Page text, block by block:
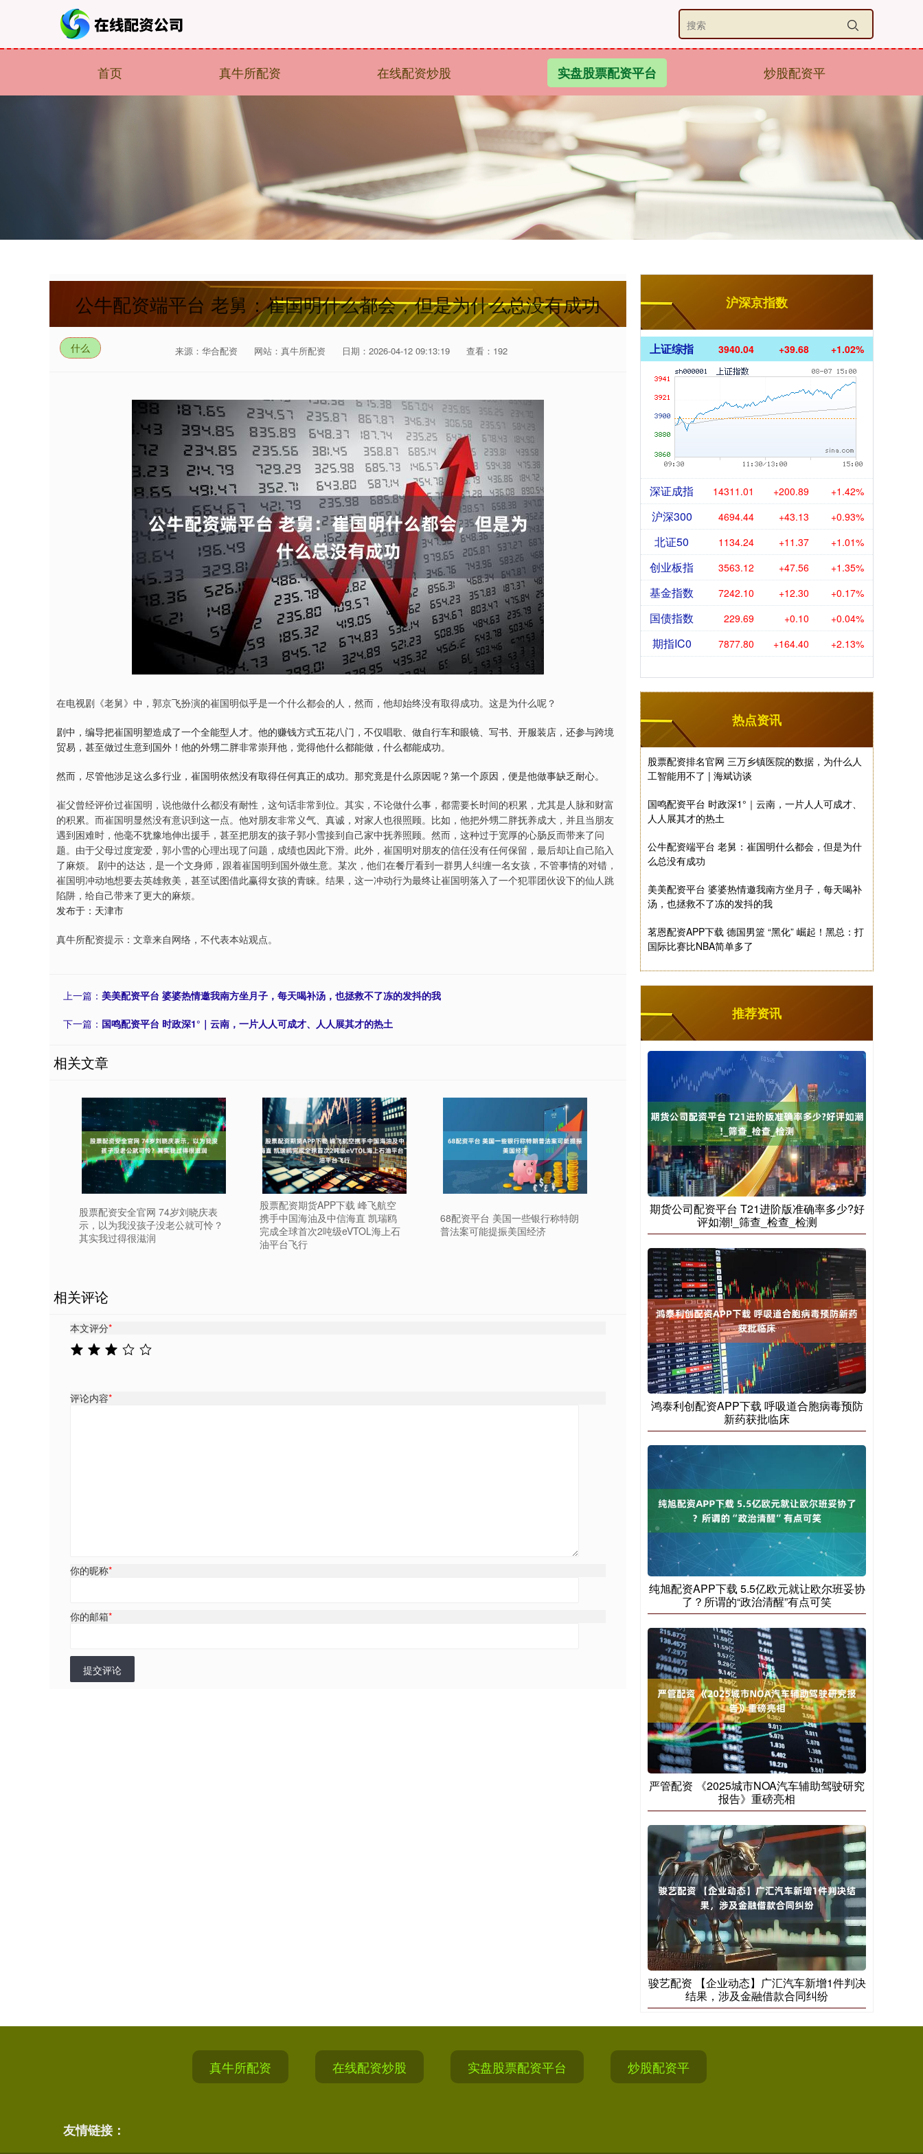
首页 真牛所配资 在线配资炒股 实盘股票配资平台 炒股配资平
公牛配资端平台 老舅：崔国明什么都会，但是为什么总没有成功
什么 来源：华合配资 网站：真牛所配资 日期：2026-04-12 09:13:19 查看：192
在电视剧《老舅》中，郭京飞扮演的崔国明似乎是一个什么都会的人，然而，他却始终没有取得成功。这是为什么呢？
剧中，编导把崔国明塑造成了一个全能型人才。他的赚钱方式五花八门，不仅唱歌、做自行车和眼镜、写书、开服装店，还参与跨境
贸易，甚至做过生意到国外！他的外甥二胖非常崇拜他，觉得他什么都能做，什么都能成功。
然而，尽管他涉足这么多行业，崔国明依然没有取得任何真正的成功。那究竟是什么原因呢？第一个原因，便是他做事缺乏耐心。
崔父曾经评价过崔国明，说他做什么都没有耐性，这句话非常到位。其实，不论做什么事，都需要长时间的积累，尤其是人脉和财富
的积累。而崔国明显然没有意识到这一点。他对朋友非常义气、真诚，对家人也很照顾。比如，他把外甥二胖抚养成大，并且当朋友
遇到困难时，他毫不犹豫地伸出援手，甚至把朋友的孩子郭小雪接到自己家中抚养照顾。然而，这种过于宽厚的心肠反而带来了问
题。由于父母过度宠爱，郭小雪的心理出现了问题，成绩也因此下滑。此外，崔国明对朋友的信任没有任何保留，最后却让自己陷入
了麻烦。 剧中的达达，是一个文身师，跟着崔国明到国外做生意。某次，他们在餐厅看到一群男人纠缠一名女孩，不管事情的对错，
崔国明冲动地想要去英雄救美，甚至试图借此赢得女孩的青睐。结果，这一冲动行为最终让崔国明落入了一个犯罪团伙设下的仙人跳
陷阱，给自己带来了更大的麻烦。
发布于：天津市
真牛所配资提示：文章来自网络，不代表本站观点。
上一篇： 美美配资平台 婆婆热情邀我南方坐月子，每天喝补汤，也拯救不了冻的发抖的我
下一篇： 国鸣配资平台 时政深1°｜云南，一片人人可成才、人人展其才的热土
相关文章
股票配资安全官网 74岁刘晓庆表
示，以为我没孩子没老公就可怜？
其实我过得很滋润
股票配资期货APP下载 峰飞航空
携手中国海油及中信海直 凯瑞鸥
完成全球首次2吨级eVTOL海上石
油平台飞行
68配资平台 美国一些银行称特朗
普法案可能提振美国经济
相关评论
本文评分*
评论内容*
你的昵称*
你的邮箱*
提交评论
沪深京指数
上证综指 3940.04 +39.68 +1.02%
深证成指 14311.01 +200.89 +1.42%
沪深300 4694.44 +43.13 +0.93%
北证50 1134.24 +11.37 +1.01%
创业板指 3563.12 +47.56 +1.35%
基金指数 7242.10 +12.30 +0.17%
国债指数 229.69 +0.10 +0.04%
期指IC0 7877.80 +164.40 +2.13%
热点资讯
股票配资排名官网 三万乡镇医院的数据，为什么人
工智能用不了 | 海斌访谈
国鸣配资平台 时政深1°｜云南，一片人人可成才、
人人展其才的热土
公牛配资端平台 老舅：崔国明什么都会，但是为什
么总没有成功
美美配资平台 婆婆热情邀我南方坐月子，每天喝补
汤，也拯救不了冻的发抖的我
茗恩配资APP下载 德国男篮 “黑化” 崛起！黑总：打
国际比赛比NBA简单多了
推荐资讯
期货公司配资平台 T21进阶版准确率多少?好
评如潮!_筛查_检查_检测
鸿泰利创配资APP下载 呼吸道合胞病毒预防
新药获批临床
纯旭配资APP下载 5.5亿欧元就让欧尔班妥协
了？所谓的“政治清醒”有点可笑
严管配资 《2025城市NOA汽车辅助驾驶研究
报告》重磅亮相
骏艺配资 【企业动态】广汇汽车新增1件判决
结果，涉及金融借款合同纠纷
真牛所配资 在线配资炒股 实盘股票配资平台 炒股配资平
友情链接：